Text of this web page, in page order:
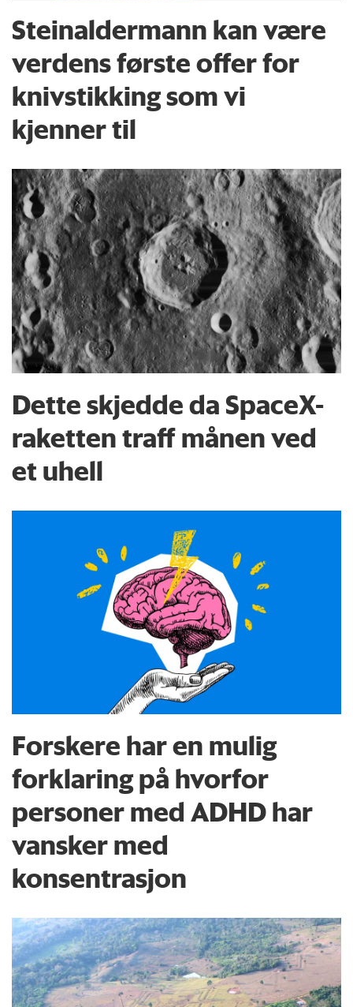
Steinaldermann kan være
verdens første offer for
knivstikking som vi
kjenner til
Dette skjedde da SpaceX-
raketten traff månen ved
et uhell
Forskere har en mulig
forklaring på hvorfor
personer med ADHD har
vansker med
konsentrasjon